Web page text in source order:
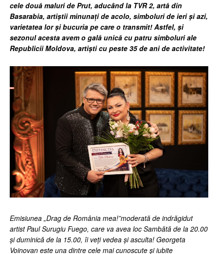
cele două maluri de Prut, aducând la TVR 2, artă din
Basarabia, artiștii minunați de acolo, simboluri de ieri și azi,
varietatea lor și bucuria pe care o transmit! Astfel, și
sezonul acesta avem o gală unică cu patru simboluri ale
Republicii Moldova, artiști cu peste 35 de ani de activitate!
Emisiunea „Drag de România mea!”moderată de indrăgidut
artist Paul Surugiu Fuego, care va avea loc Sambătă de la 20.00
și duminică de la 15.00, îi veți vedea și asculta! Georgeta
Voinovan este una dintre cele mai cunoscute și iubite